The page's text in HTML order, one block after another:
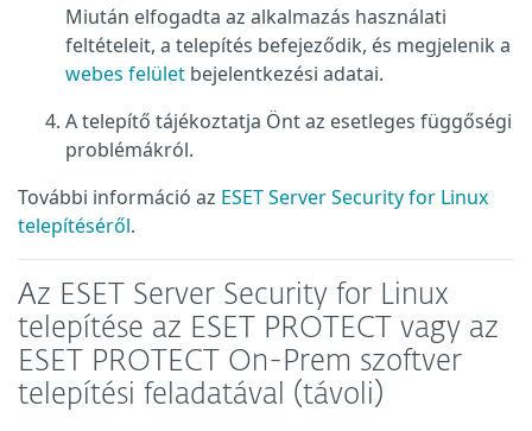
Miután elfogadta az alkalmazás használati
feltételeit, a telepítés befejeződik, és megjelenik a
webes felület bejelentkezési adatai.
A telepítő tájékoztatja Önt az esetleges függőségi
problémákról.
További információ az ESET Server Security for Linux
telepítéséről.
Az ESET Server Security for Linux
telepítése az ESET PROTECT vagy az
ESET PROTECT On-Prem szoftver
telepítési feladatával (távoli)